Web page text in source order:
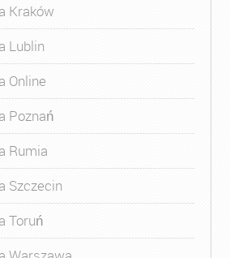
Kraków
Lublin
Online
Poznań
Rumia
Szczecin
Toruń